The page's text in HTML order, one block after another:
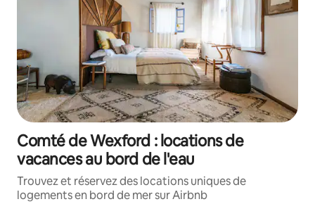
Comté de Wexford : locations de
vacances au bord de l'eau
Trouvez et réservez des locations uniques de
logements en bord de mer sur Airbnb